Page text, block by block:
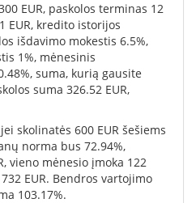
EUR, paskolos terminas 12
EUR, kredito istorijos
išdavimo mokestis 6.5%,
1%, mėnesinis
suma, kurią gausite
suma 326.52 EUR,
skolinatės 600 EUR šešiems
norma bus 72.94%,
vieno mėnesio įmoka 122
EUR. Bendros vartojimo
103.17%.